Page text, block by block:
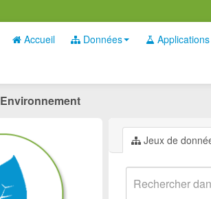
Accueil Données Applications
Environnement
Jeux de